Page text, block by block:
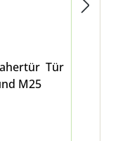
Tür
M25